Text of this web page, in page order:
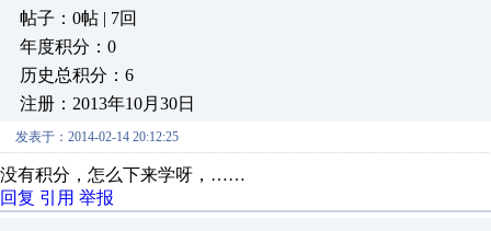
帖子：0帖 | 7回
年度积分：0
历史总积分：6
注册：2013年10月30日
发表于：2014-02-14 20:12:25
没有积分，怎么下来学呀，……
回复 引用 举报